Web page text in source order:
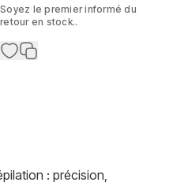
Soyez le premier informé du
retour en stock..
: précision,